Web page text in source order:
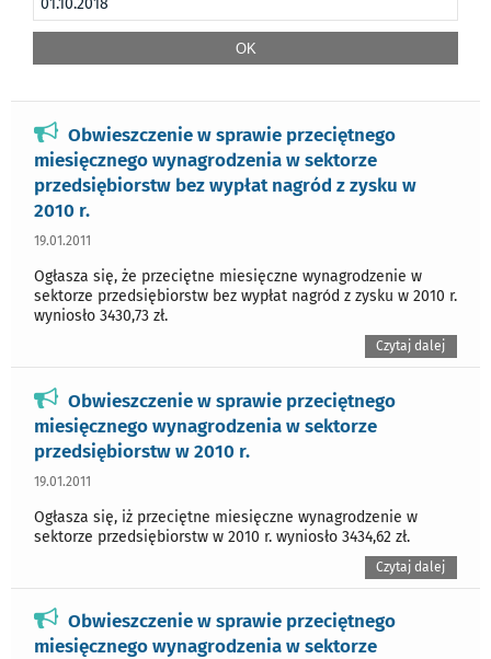
Obwieszczenie w sprawie przeciętnego
miesięcznego wynagrodzenia w sektorze
przedsiębiorstw bez wypłat nagród z zysku w
2010 r.
19.01.2011
Ogłasza się, że przeciętne miesięczne wynagrodzenie w
sektorze przedsiębiorstw bez wypłat nagród z zysku w 2010 r.
wyniosło 3430,73 zł.
Czytaj dalej
Obwieszczenie w sprawie przeciętnego
miesięcznego wynagrodzenia w sektorze
przedsiębiorstw w 2010 r.
19.01.2011
Ogłasza się, iż przeciętne miesięczne wynagrodzenie w
sektorze przedsiębiorstw w 2010 r. wyniosło 3434,62 zł.
Czytaj dalej
Obwieszczenie w sprawie przeciętnego
miesięcznego wynagrodzenia w sektorze